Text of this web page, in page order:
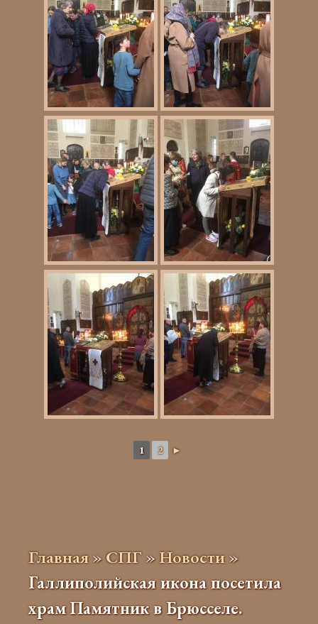
1 2 ►
Главная»СПГ»Новости»
Галлиполийская икона посетила
храм Памятник в Брюсселе.